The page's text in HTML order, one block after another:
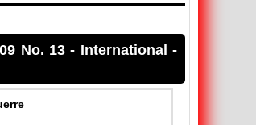
No. 13- International -